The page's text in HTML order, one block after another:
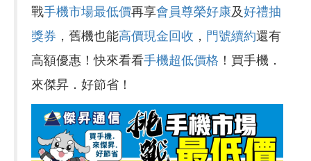
戰手機市場最低價再享會員尊榮好康及好禮抽
獎券 ，舊機也能高價現金回收 ， 門號續約還有
高額優惠！快來看看手機超低價格 ！買手機．
來傑昇．好節省！